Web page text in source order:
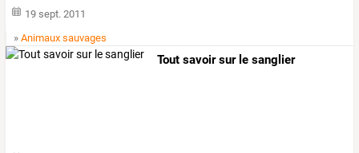
19 sept. 2011
»Animaux sauvages
Tout savoir sur le sanglier